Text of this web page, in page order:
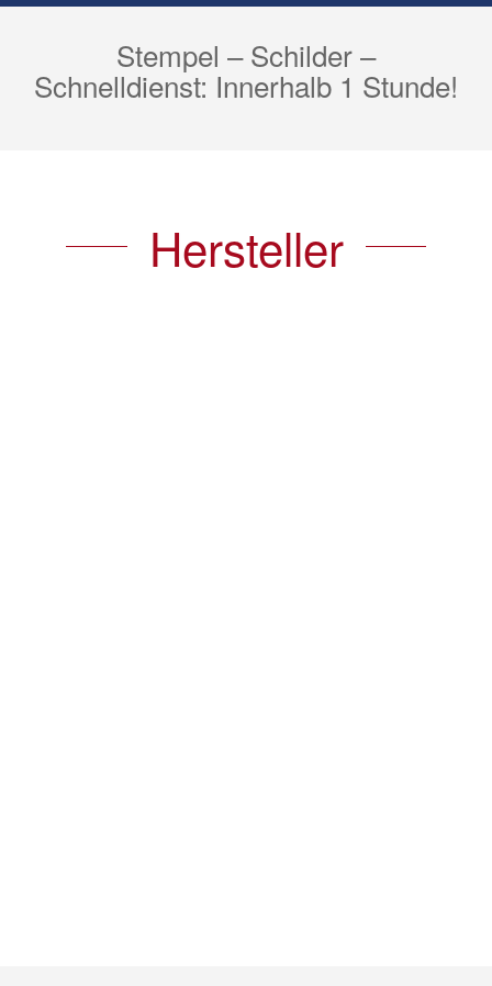
Stempel – Schilder –
Schnelldienst: Innerhalb 1 Stunde!
Hersteller